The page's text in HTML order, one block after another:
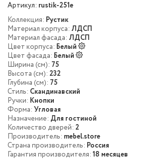
Артикул: rustik-251e
Коллекция: Рустик
Материал корпуса: ЛДСП
Материал фасада: ЛДСП
Цвет корпуса: Белый
Цвет фасада: Белый
Ширина (см): 75
Высота (см): 232
Глубина (см): 75
Стиль: Скандинавский
Ручки: Кнопки
Форма: Угловая
Назначение: Для гостиной
Количество дверей: 2
Производитель: mebel.store
Страна производитель: Россия
Гарантия производителя: 18 месяцев